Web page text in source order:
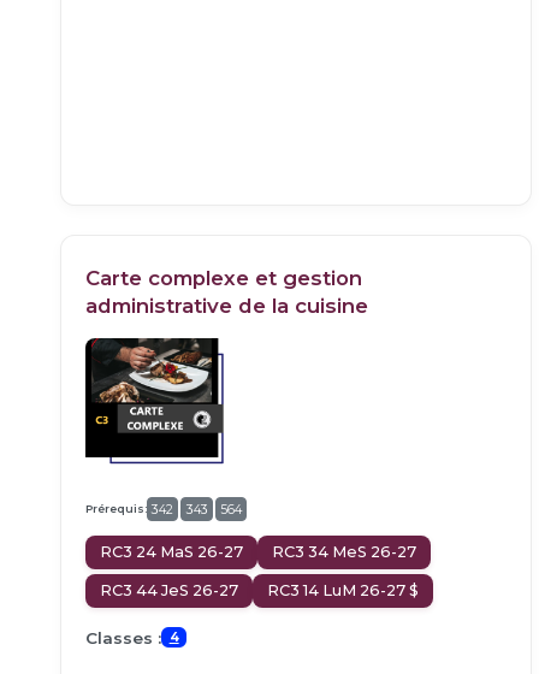
Carte complexe et gestion
administrative de la cuisine
Prérequis: 342 343 564
RC3 24 MaS 26-27 RC3 34 MeS 26-27
RC3 44 JeS 26-27 RC3 14 LuM 26-27 $
Classes : 4